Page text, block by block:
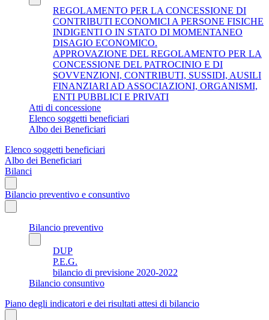
REGOLAMENTO PER LA CONCESSIONE DI
CONTRIBUTI ECONOMICI A PERSONE FISICHE
INDIGENTI O IN STATO DI MOMENTANEO
DISAGIO ECONOMICO.
APPROVAZIONE DEL REGOLAMENTO PER LA
CONCESSIONE DEL PATROCINIO E DI
SOVVENZIONI, CONTRIBUTI, SUSSIDI, AUSILI
FINANZIARI AD ASSOCIAZIONI, ORGANISMI,
ENTI PUBBLICI E PRIVATI
Atti di concessione
Elenco soggetti beneficiari
Albo dei Beneficiari
Elenco soggetti beneficiari
Albo dei Beneficiari
Bilanci
Bilancio preventivo e consuntivo
Bilancio preventivo
DUP
P.E.G.
bilancio di previsione 2020-2022
Bilancio consuntivo
Piano degli indicatori e dei risultati attesi di bilancio